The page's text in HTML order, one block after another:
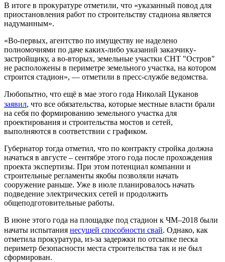
В итоге в прокуратуре отметили, что «указанный повод для
приостановления работ по строительству стадиона является
надуманным».
«Во-первых, агентство по имуществу не наделено
полномочиями по даче каких-либо указаний заказчику-
застройщику, а во-вторых, земельные участки СНТ "Остров"
не расположены в периметре земельного участка, на котором
строится стадион», — отметили в пресс-службе ведомства.
Любопытно, что ещё в мае этого года Николай Цуканов
заявил, что все обязательства, которые местные власти брали
на себя по формированию земельного участка для
проектирования и строительства мостов и сетей,
выполняются в соответствии с графиком.
Губернатор тогда отметил, что по контракту стройка должна
начаться в августе – сентябре этого года после прохождения
проекта экспертизы. При этом потенциал компании и
строительные регламенты якобы позволяли начать
сооружение раньше. Уже в июле планировалось начать
подведение электрических сетей и продолжить
общеподготовительные работы.
В июне этого года на площадке под стадион к ЧМ–2018 были
начаты испытания несущей способности свай. Однако, как
отметила прокуратура, из-за задержки по отсыпке песка
периметр безопасности места строительства так и не был
сформирован.